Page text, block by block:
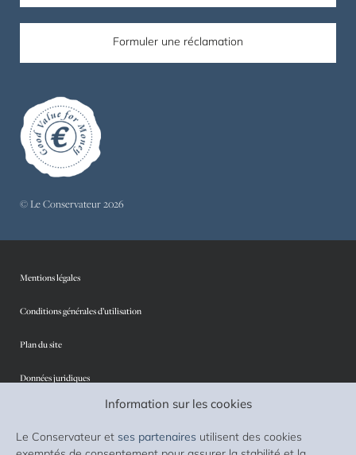
Information sur les cookies
Le Conservateur et ses partenaires utilisent des cookies
Formuler une réclamation
© Le Conservateur 2026
Mentions légales
Conditions générales d’utilisation
Plan du site
Données juridiques
Protection des données personnelles
Sécurité